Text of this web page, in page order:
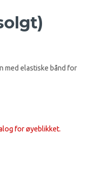
med elastiske bånd for
for øyeblikket.